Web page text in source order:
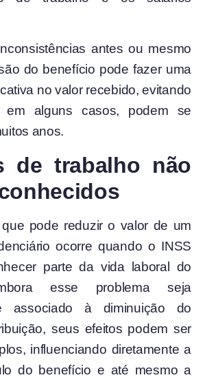
antes ou mesmo
do benefício pode fazer uma
no valor recebido, evitando
em alguns casos, podem se
anos.
de trabalho não
pode reduzir o valor de um
ocorre quando o INSS
parte da vida laboral do
esse problema seja
associado à diminuição do
seus efeitos podem ser
influenciando diretamente a
do benefício e até mesmo a